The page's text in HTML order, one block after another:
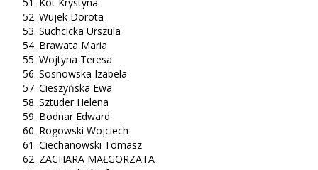
Wujek Dorota
Suchcicka Urszula
Brawata Maria
Wojtyna Teresa
Sosnowska Izabela
Cieszyńska Ewa
Sztuder Helena
Bodnar Edward
Rogowski Wojciech
Ciechanowski Tomasz
ZACHARA MAŁGORZATA